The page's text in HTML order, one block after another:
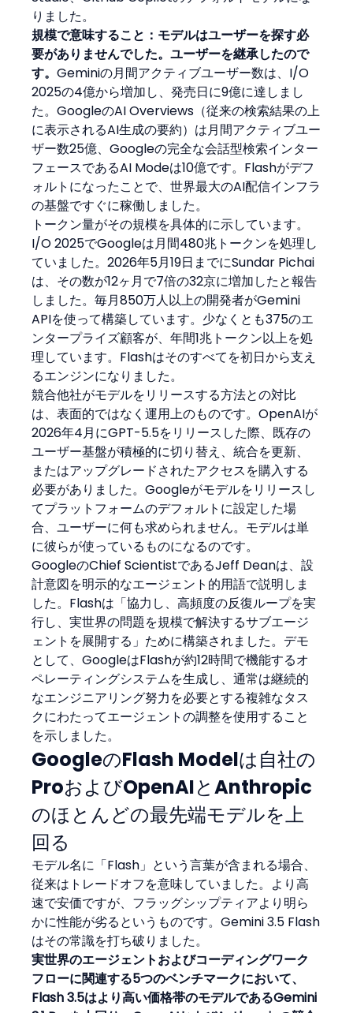
りました。
規模で意味すること：モデルはユーザーを探す必
要がありませんでした。ユーザーを継承したので
す。Geminiの月間アクティブユーザー数は、I/O
2025の4億から増加し、発売日に9億に達しまし
た。GoogleのAI Overviews（従来の検索結果の上
に表示されるAI生成の要約）は月間アクティブユー
ザー数25億、Googleの完全な会話型検索インター
フェースであるAI Modeは10億です。Flashがデフ
ォルトになったことで、世界最大のAI配信インフラ
の基盤ですぐに稼働しました。
トークン量がその規模を具体的に示しています。
I/O 2025でGoogleは月間480兆トークンを処理し
ていました。2026年5月19日までにSundar Pichai
は、その数が12ヶ月で7倍の32京に増加したと報告
しました。毎月850万人以上の開発者がGemini
APIを使って構築しています。少なくとも375のエ
ンタープライズ顧客が、年間1兆トークン以上を処
理しています。Flashはそのすべてを初日から支え
るエンジンになりました。
競合他社がモデルをリリースする方法との対比
は、表面的ではなく運用上のものです。OpenAIが
2026年4月にGPT-5.5をリリースした際、既存の
ユーザー基盤が積極的に切り替え、統合を更新、
またはアップグレードされたアクセスを購入する
必要がありました。Googleがモデルをリリースし
てプラットフォームのデフォルトに設定した場
合、ユーザーに何も求められません。モデルは単
に彼らが使っているものになるのです。
GoogleのChief ScientistであるJeff Deanは、設
計意図を明示的なエージェント的用語で説明しま
した。Flashは「協力し、高頻度の反復ループを実
行し、実世界の問題を規模で解決するサブエージ
ェントを展開する」ために構築されました。デモ
として、GoogleはFlashが約12時間で機能するオ
ペレーティングシステムを生成し、通常は継続的
なエンジニアリング努力を必要とする複雑なタス
クにわたってエージェントの調整を使用すること
を示しました。
GoogleのFlash Modelは自社の
ProおよびOpenAIとAnthropic
のほとんどの最先端モデルを上
回る
モデル名に「Flash」という言葉が含まれる場合、
従来はトレードオフを意味していました。より高
速で安価ですが、フラッグシップティアより明ら
かに性能が劣るというものです。Gemini 3.5 Flash
はその常識を打ち破りました。
実世界のエージェントおよびコーディングワーク
フローに関連する5つのベンチマークにおいて、
Flash 3.5はより高い価格帯のモデルであるGemini